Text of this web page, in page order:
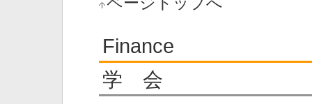
Finance
学 会